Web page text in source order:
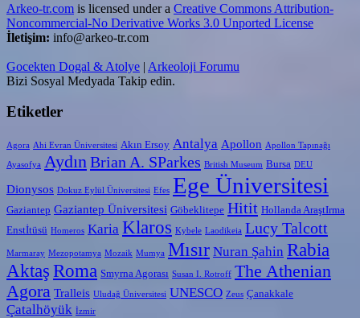
Arkeo-tr.com is licensed under a Creative Commons Attribution-
Noncommercial-No Derivative Works 3.0 Unported License
İletişim: info@arkeo-tr.com
Gocekten Dogal & Atolye | Arkeoloji Forumu
Bizi Sosyal Medyada Takip edin.
Etiketler
Agora Ahi Evran Üniversitesi Akın Ersoy Antalya Apollon Apollon Tapınağı
Ayasofya AydınBrian A. SParkes British Museum Bursa DEU
Dionysos Dokuz Eylül Üniversitesi Efes Ege Üniversitesi
Gaziantep Gaziantep Üniversitesi Göbeklitepe Hitit Hollanda AraştIrma
Enstİtüsü Homeros Karia Klaros Kybele Laodikeia Lucy Talcott
Marmaray Mezopotamya Mozaik Mumya Mısır Nuran Şahin Rabia
Aktaş Roma Smyrna Agorası Susan I. Rotroff The Athenian
Agora Tralleis Uludağ Üniversitesi UNESCO Zeus Çanakkale
Çatalhöyük İzmir